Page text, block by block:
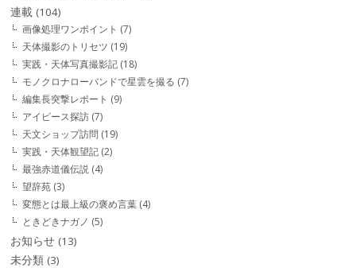
連載 (104)
画像処理ワンポイント (7)
天体撮影のトリセツ (19)
実践・天体写真撮影記 (18)
モノクロナローバンドで星雲を撮る (7)
編集長突撃レポート (9)
アイピース探訪 (7)
天文ショップ訪問 (19)
実践・天体観望記 (2)
最強赤道儀伝説 (4)
望辞苑 (3)
変態とは最上級の褒め言葉 (4)
ときどきナガノ (5)
お知らせ (13)
未分類 (3)